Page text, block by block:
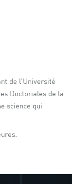
de l’Université
Doctoriales de la
science qui